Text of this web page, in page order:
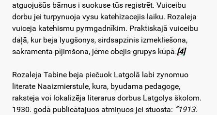
atguojušūs bārnus i suokuse tūs registrēt. Vuiceibu
dorbu jei turpynuoja vysu katehizacejis laiku. Rozaleja
vuiceja katehismu pyrmgadnīkim. Praktiskajā vuiceibu
daļā, kur beja lyugšonys, sirdsapzinis izmekliešona,
sakramenta pījimšona, jēme obejis grupys kūpā.[4]
Rozaleja Tabine beja piečuok Latgolā labi zynomuo
literate Naaizmierstule, kura, byudama pedagoge,
raksteja voi lokalizēja literarus dorbus Latgolys školom.
1930. godā publicātajuos atmiņuos jei stuosta: “1913.